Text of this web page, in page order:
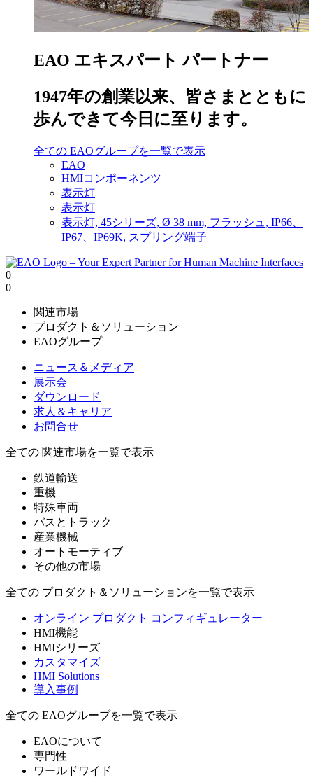
EAO エキスパート パートナー
1947年の創業以来、皆さまとともに
歩んできて今日に至ります。
全ての EAOグループを一覧で表示
EAO
HMIコンポーネンツ
表示灯
表示灯
表示灯, 45シリーズ, Ø 38 mm, フラッシュ, IP66、
IP67、IP69K, スプリング端子
0
0
関連市場
プロダクト＆ソリューション
EAOグループ
ニュース＆メディア
展示会
ダウンロード
求人＆キャリア
お問合せ
全ての 関連市場を一覧で表示
鉄道輸送
重機
特殊車両
バスとトラック
産業機械
オートモーティブ
その他の市場
全ての プロダクト＆ソリューションを一覧で表示
オンライン プロダクト コンフィギュレーター
HMI機能
HMIシリーズ
カスタマイズ
HMI Solutions
導入事例
全ての EAOグループを一覧で表示
EAOについて
専門性
ワールドワイド